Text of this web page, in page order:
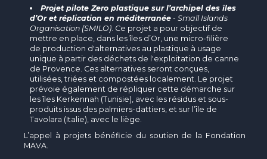
Projet pilote Zero plastique sur l’archipel des îles
d’Or et réplication en méditerranée -Small Islands
Organisation (SMILO) . Ce projet a pour objectif de
mettre en place, dans les îles d’Or, une micro-filière
de production d'alternatives au plastique à usage
unique à partir des déchets de l'exploitation de canne
de Provence. Ces alternatives seront conçues,
utilisées, triées et compostées localement. Le projet
prévoie également de répliquer cette démarche sur
les îles Kerkennah (Tunisie), avec les résidus et sous-
produits issus des palmiers-dattiers, et sur l’île de
Tavolara (Italie), avec le liège.
L’appel à projets bénéficie du soutien de la Fondation
MAVA.